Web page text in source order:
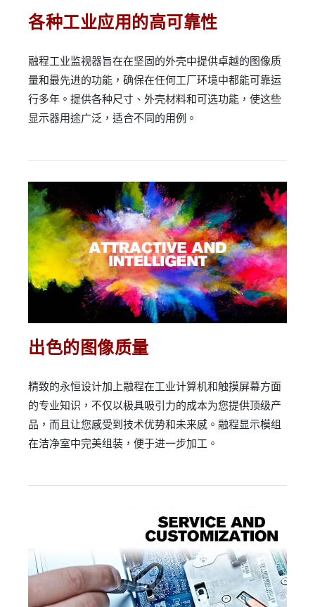
各种工业应用的高可靠性
融程工业监视器旨在在坚固的外壳中提供卓越的图像质
量和最先进的功能，确保在任何工厂环境中都能可靠运
行多年。提供各种尺寸、外壳材料和可选功能，使这些
显示器用途广泛，适合不同的用例。
出色的图像质量
精致的永恒设计加上融程在工业计算机和触摸屏幕方面
的专业知识，不仅以极具吸引力的成本为您提供顶级产
品，而且让您感受到技术优势和未来感。融程显示模组
在洁净室中完美组装，便于进一步加工。